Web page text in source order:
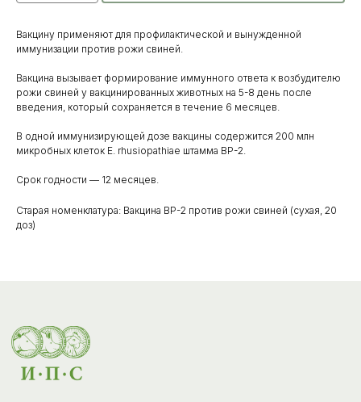
Вакцину применяют для профилактической и вынужденной
иммунизации против рожи свиней.
Вакцина вызывает формирование иммунного ответа к возбудителю
рожи свиней у вакцинированных животных на 5-8 день после
введения, который сохраняется в течение 6 месяцев.
В одной иммунизирующей дозе вакцины содержится 200 млн
микробных клеток Е. rhusiopathiae штамма ВР-2.
Срок годности — 12 месяцев.
Старая номенклатура: Вакцина ВР-2 против рожи свиней (сухая, 20
доз)
Каталог
товаров
Гигиенические средства
Сопутствующие товары